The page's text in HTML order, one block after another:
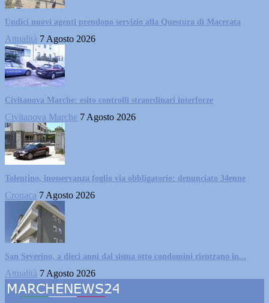
Undici nuovi agenti prendono servizio alla Questura di Macerata
Attualità 7 Agosto 2026
Civitanova Marche: esito controlli straordinari interforze
Civitanova Marche 7 Agosto 2026
Tolentino, inosservanza foglio via obbligatorio: denunciato 34enne
Cronaca 7 Agosto 2026
San Severino, a dieci anni dal sisma otto condomini rientrano in...
Attualità 7 Agosto 2026